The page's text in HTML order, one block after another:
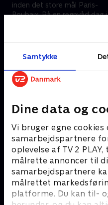
Samtykke
Dine data og
Vi bruger egne cookies
samarbejdspartnere
oplevelse af TV 2
målrette annoncer til
samarbejdspartnere
målrettet
platforme. Du kan til-
inden det store mål Paris-
Roubaix. På en regnvåd dag i
klasse
Andre så også
Jul på slottet -
2020 • Livsstil • 46 min